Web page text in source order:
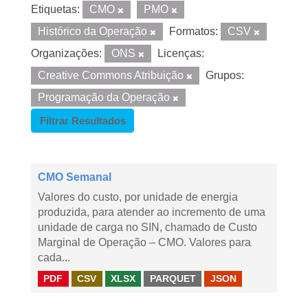
Etiquetas: CMO
PMO
Histórico da Operação
Formatos:
CSV
Organizações:
ONS
Licenças:
Creative Commons Atribuição
Grupos:
Programação da Operação
Filtrar Resultados
CMO Semanal
Valores do custo, por unidade de energia
produzida, para atender ao incremento de uma
unidade de carga no SIN, chamado de Custo
Marginal de Operação – CMO. Valores para
cada...
PDF CSV XLSX PARQUET JSON